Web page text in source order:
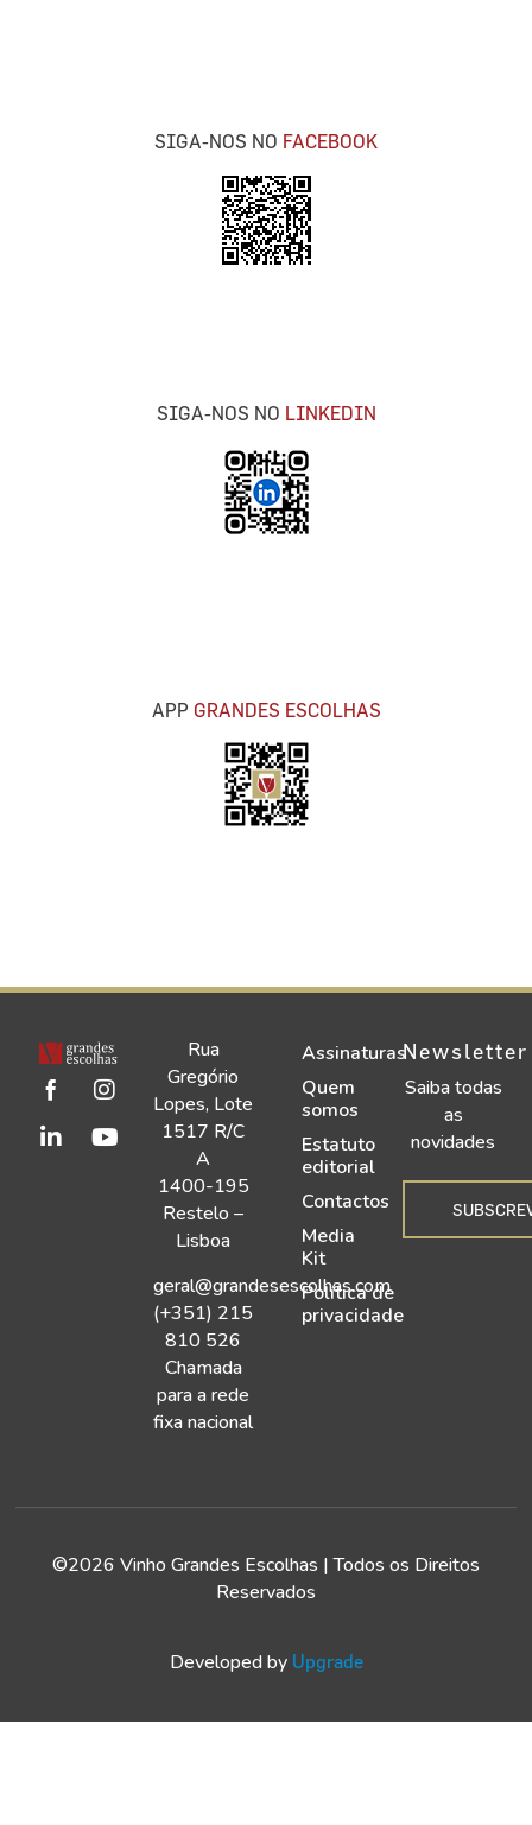
SIGA-NOS NO FACEBOOK
SIGA-NOS NO LINKEDIN
APP GRANDES ESCOLHAS
Rua
Gregório
Lopes, Lote
1517 R/C
A
1400-195
Restelo –
Lisboa
geral@grandesescolhas.com
(+351) 215
810 526
Chamada
para a rede
fixa nacional
Assinaturas
Quem
somos
Estatuto
editorial
Contactos
Media
Kit
Política de
privacidade
Newsletter
Saiba todas
as
novidades
©2026 Vinho Grandes Escolhas | Todos os Direitos
Reservados
Developed by Upgrade